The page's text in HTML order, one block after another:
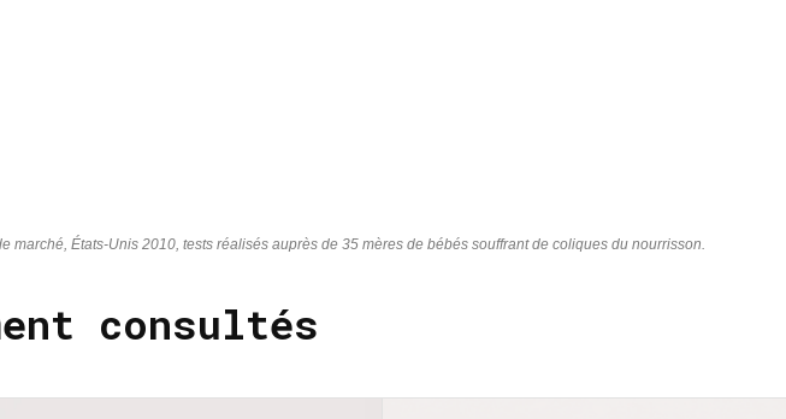
marché, États-Unis 2010, tests réalisés auprès de 35 mères de bébés souffrant de coliques du nourrisson.
consultés